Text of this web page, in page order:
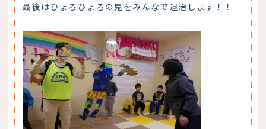
最後はひょろひょろの鬼をみんなで退治します！！